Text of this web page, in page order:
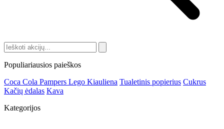
Populiariausios paieškos
Coca Cola Pampers Lego Kiauliena Tualetinis popierius Cukrus
Kačių ėdalas Kava
Kategorijos